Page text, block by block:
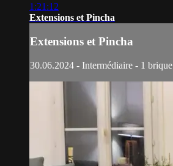
1:21:12
Extensions et Pincha
Extensions et Pincha
30.06.2024 - Intermédiaire - 1 brique